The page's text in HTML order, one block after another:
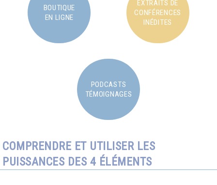
BOUTIQUE
EN LIGNE
EXTRAITS DE
CONFÉRENCES
INÉDITES
PODCASTS
TÉMOIGNAGES
COMPRENDRE ET UTILISER LES
PUISSANCES DES 4 ÉLÉMENTS